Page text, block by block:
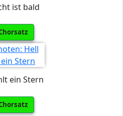
ist bald
ein Stern